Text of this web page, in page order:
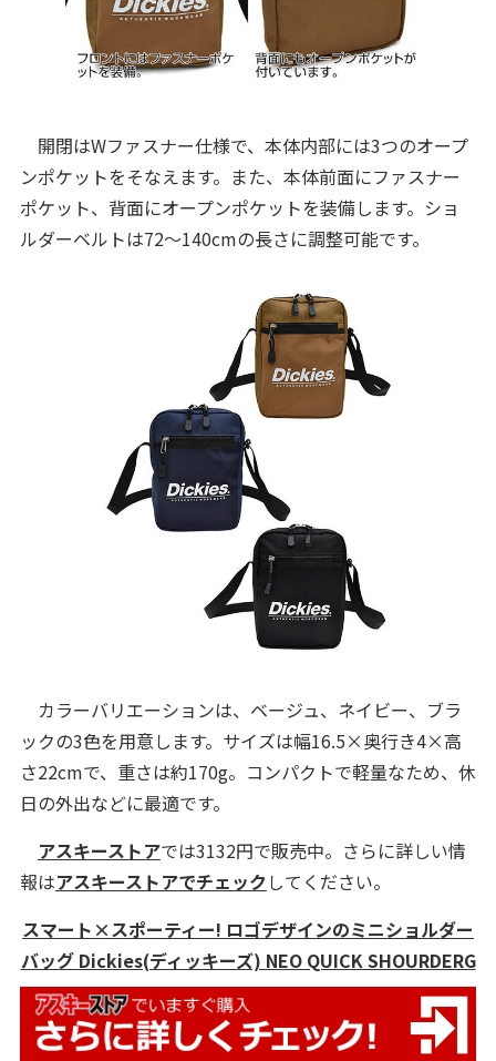
開閉はWファスナー仕様で、本体内部には3つのオープ
ンポケットをそなえます。また、本体前面にファスナー
ポケット、背面にオープンポケットを装備します。ショ
ルダーベルトは72～140cmの長さに調整可能です。
カラーバリエーションは、ベージュ、ネイビー、ブラ
ックの3色を用意します。サイズは幅16.5×奥行き4×高
さ22cmで、重さは約170g。コンパクトで軽量なため、休
日の外出などに最適です。
アスキーストアでは3132円で販売中。さらに詳しい情
報はアスキーストアでチェックしてください。
スマート×スポーティー! ロゴデザインのミニショルダー
バッグ Dickies(ディッキーズ) NEO QUICK SHOURDERG